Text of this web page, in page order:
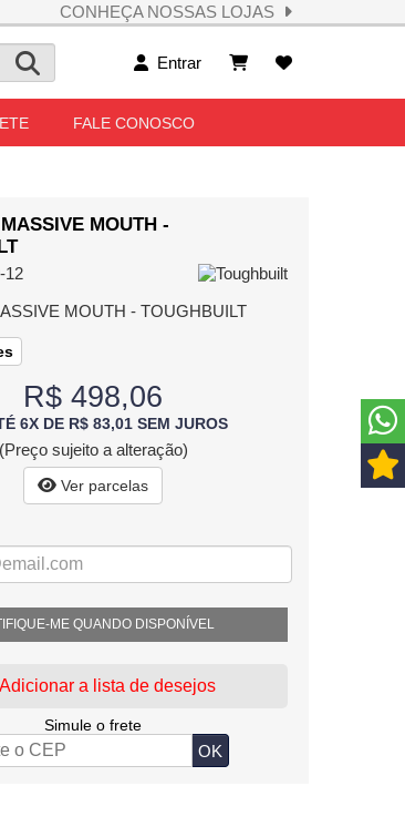
CONHEÇA NOSSAS LOJAS
Entrar
FALE CONOSCO
MOUTH -
12
MOUTH - TOUGHBUILT
R$ 498,06
6X DE R$ 83,01 SEM JUROS
(Preço sujeito a alteração)
Ver parcelas
ME QUANDO DISPONÍVEL
Simule o frete